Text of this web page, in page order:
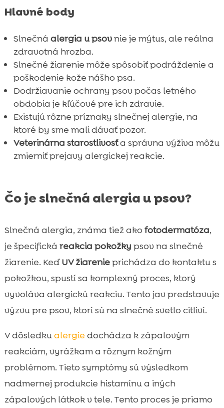
 Hydratácia a jej význam počas horúčav
 Kozmetika pre citlivých psov od CricksyDog
Príznaky, ktoré by sme nemali ignorovať
Kedy navštíviť veterinára?
 Výber správnej stravy pre psy v lete
 Záver
 FAQ
Hlavné body
Slnečná alergia u psovnie je mýtus, ale reálna
zdravotná hrozba.
Slnečné žiarenie môže spôsobiť podráždenie a
poškodenie kože nášho psa.
Dodržiavanie ochrany psov počas letného
obdobia je kľúčové pre ich zdravie.
Existujú rôzne príznaky slnečnej alergie, na
ktoré by sme mali dávať pozor.
Veterinárna starostlivosťa správna výživa môžu
zmierniť prejavy alergickej reakcie.
Čo je slnečná alergia u psov?
Slnečná alergia, známa tiež ako fotodermatóza,
je špecifická reakcia pokožky psov na slnečné
žiarenie. KeďUV žiarenieprichádza do kontaktu s
pokožkou, spustí sa komplexný proces, ktorý
vyvoláva alergickú reakciu. Tento jav predstavuje
výzvu pre psov, ktorí sú na slnečné svetlo citliví.
V dôsledkualergie dochádza k zápalovým
reakciám, vyrážkam a rôznym kožným
problémom. Tieto symptómy sú výsledkom
nadmernej produkcie histamínu a iných
zápalových látkok v tele. Tento proces je priamo